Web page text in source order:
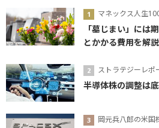
マネックス人生
「墓じまい」には
とかかる費用を解説
ストラテジーレポ
半導体株の調整は
岡元兵八郎の米国